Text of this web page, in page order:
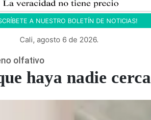
A NUESTRO BOLETÍN DE NOTICIAS!
Cali, agosto 6 de 2026.
olfativo
haya nadie cerca